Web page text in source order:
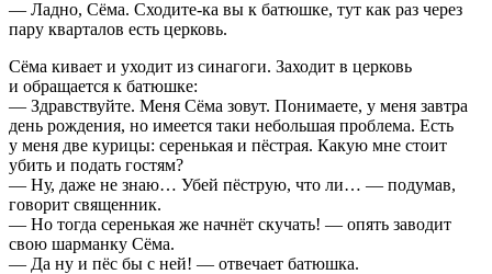
— Ладно, Сёма. Сходите-ка вы к батюшке, тут как раз через
пару кварталов есть церковь.
Сёма кивает и уходит из синагоги. Заходит в церковь
и обращается к батюшке:
— Здравствуйте. Меня Сёма зовут. Понимаете, у меня завтра
день рождения, но имеется таки небольшая проблема. Есть
у меня две курицы: серенькая и пёстрая. Какую мне стоит
убить и подать гостям?
— Ну, даже не знаю… Убей пёструю, что ли… — подумав,
говорит священник.
— Но тогда серенькая же начнёт скучать! — опять заводит
свою шарманку Сёма.
— Да ну и пёс бы с ней! — отвечает батюшка.